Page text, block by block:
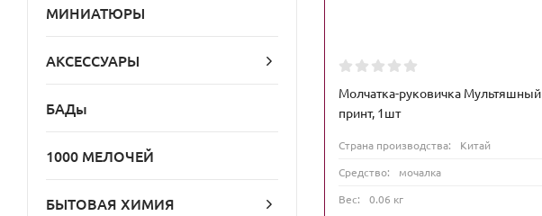
МИНИАТЮРЫ
АКСЕССУАРЫ
БАДы
1000 МЕЛОЧЕЙ
БЫТОВАЯ ХИМИЯ
Молчатка-руковичка Мультяшный
принт, 1шт
Страна производства:
Китай
Средство:
мочалка
Вес:
0.06 кг